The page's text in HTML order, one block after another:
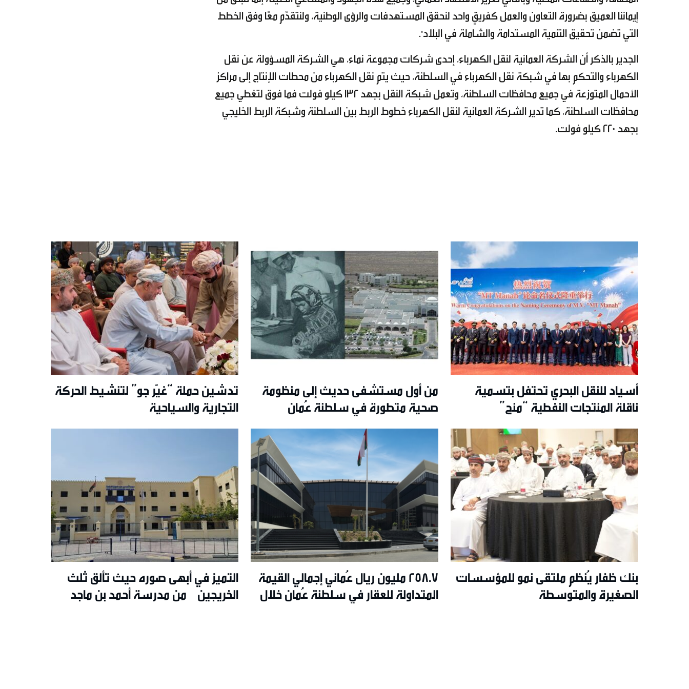
إيماننا العميق بضرورة التعاون والعمل كفريقٍ واحد لنحقق المستهدفات والرؤى الوطنية، ولنتقدّم معًا وفق الخطط
التي تضمن تحقيق التنمية المستدامة والشاملة في البلاد".
الجدير بالذكر أن الشركة العمانية لنقل الكهرباء، إحدى شركات مجموعة نماء، هي الشركة المسؤولة عن نقل
الكهرباء والتحكم بها في شبكة نقل الكهرباء في السلطنة، حيث يتم نقل الكهرباء من محطات الإنتاج إلى مراكز
الأحمال المتوزعة في جميع محافظات السلطنة، وتعمل شبكة النقل بجهد 132 كيلو فولت فما فوق لتغطي جميع
محافظات السلطنة، كما تدير الشركة العمانية لنقل الكهرباء خطوط الربط بين السلطنة وشبكة الربط الخليجي
بجهد 220 كيلو فولت.
أسياد للنقل البحري تحتفل بتسمية
ناقلة المنتجات النفطية “منح”
من أول مستشفى حديث إلى منظومة
صحية متطورة في سلطنة عُمان
تدشين حملة “غيّر جو” لتنشيط الحركة
التجارية والسياحية
بنك ظفار يُنظم ملتقى نمو للمؤسسات
الصغيرة والمتوسطة
258.7 مليون ريال عُماني إجمالي القيمة
المتداولة للعقار في سلطنة عُمان خلال
التميز في أبهى صوره حيث تألق ثلث
الخريجين من مدرسة أحمد بن ماجد